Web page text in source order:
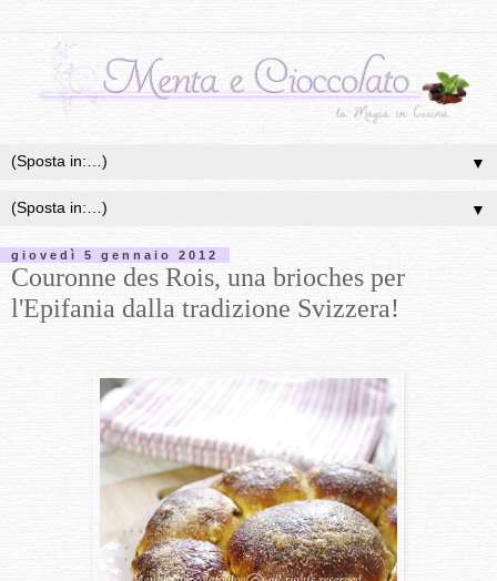
▼
▼
giovedì 5 gennaio 2012
Couronne des Rois, una brioches per
l'Epifania dalla tradizione Svizzera!